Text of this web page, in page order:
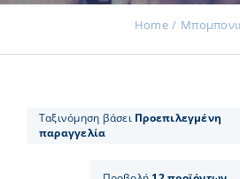
Νέα
Home
Ταξινόμηση βάσει Προεπιλεγμένη
παραγγελία